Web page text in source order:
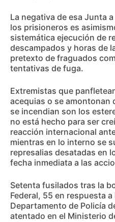
La negativa de esa Junta
los prisioneros es
sistemática ejecución de
descampados y horas de
pretexto de fraguados
tentativas de fuga.
Extremistas que
acequias o se amontonan
se incendian son los
no está hecho para ser
reacción internacional
mientras en lo interno se
represalias desatadas en
fecha inmediata a las
Setenta fusilados tras la
Federal, 55 en respuesta
Departamento de Policía
atentado en el Ministerio